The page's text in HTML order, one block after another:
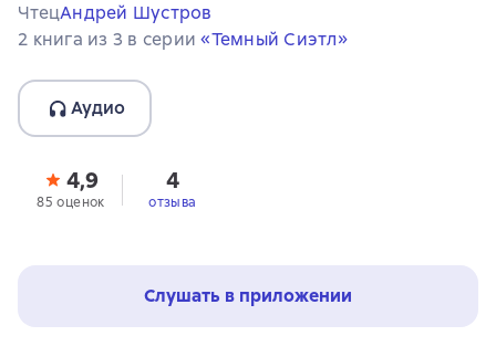
ЧтецАндрей Шустров
2 книга из 3 в серии«Темный Сиэтл»
Аудио
4,9
85 оценок
4
отзыва
Слушать в приложении